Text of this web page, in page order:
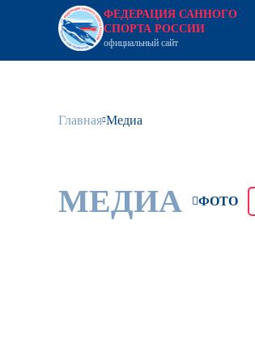
ФЕДЕРАЦИЯ САННОГО
СПОРТА РОССИИ
официальный сайт
Главная Медиа
МЕДИА ФОТО